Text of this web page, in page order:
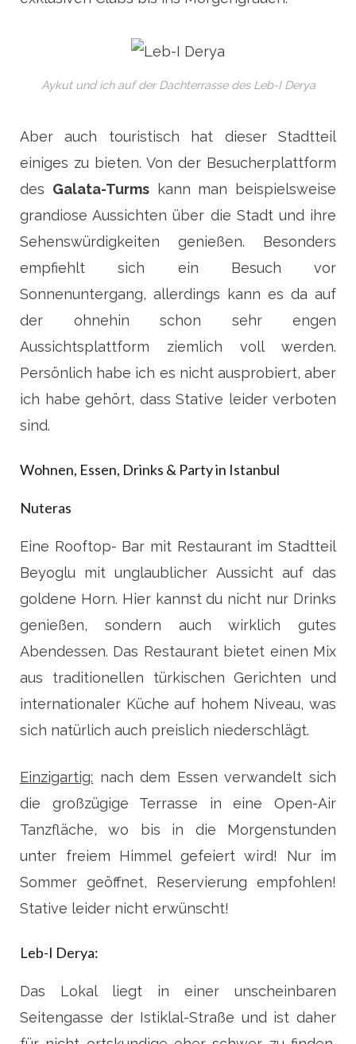
Aykut und ich auf der Dachterrasse des Leb-I Derya
Aber auch touristisch hat dieser Stadtteil
einiges zu bieten. Von der Besucherplattform
des Galata-Turmskann man beispielsweise
grandiose Aussichten über die Stadt und ihre
Sehenswürdigkeiten genießen. Besonders
empfiehlt sich ein Besuch vor
Sonnenuntergang, allerdings kann es da auf
der ohnehin schon sehr engen
Aussichtsplattform ziemlich voll werden.
Persönlich habe ich es nicht ausprobiert, aber
ich habe gehört, dass Stative leider verboten
sind.
Wohnen, Essen, Drinks & Party in Istanbul
Nuteras
Eine Rooftop- Bar mit Restaurant im Stadtteil
Beyoglu mit unglaublicher Aussicht auf das
goldene Horn. Hier kannst du nicht nur Drinks
genießen, sondern auch wirklich gutes
Abendessen. Das Restaurant bietet einen Mix
aus traditionellen türkischen Gerichten und
internationaler Küche auf hohem Niveau, was
sich natürlich auch preislich niederschlägt.
Einzigartig: nach dem Essen verwandelt sich
die großzügige Terrasse in eine Open-Air
Tanzfläche, wo bis in die Morgenstunden
unter freiem Himmel gefeiert wird! Nur im
Sommer geöffnet, Reservierung empfohlen!
Stative leider nicht erwünscht!
Leb-I Derya:
Das Lokal liegt in einer unscheinbaren
Seitengasse der Istiklal-Straße und ist daher